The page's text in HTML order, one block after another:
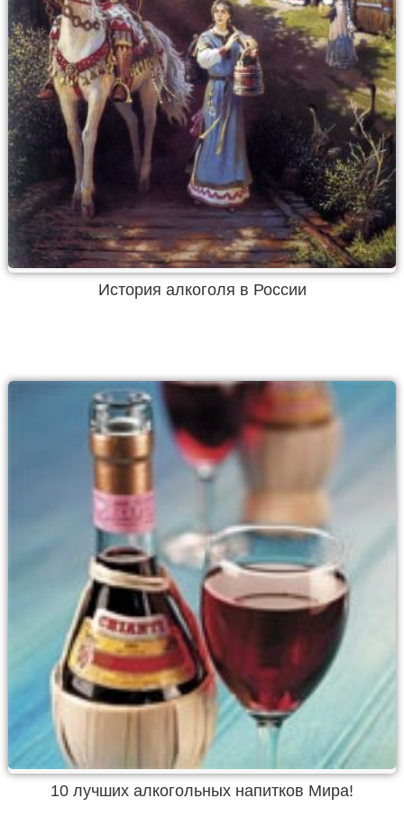
История алкоголя в России
10 лучших алкогольных напитков Мира!